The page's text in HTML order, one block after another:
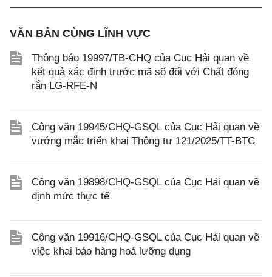
VĂN BẢN CÙNG LĨNH VỰC
Thông báo 19997/TB-CHQ của Cục Hải quan về
kết quả xác định trước mã số đối với Chất đóng
rắn LG-RFE-N
Công văn 19945/CHQ-GSQL của Cục Hải quan về
vướng mắc triển khai Thông tư 121/2025/TT-BTC
Công văn 19898/CHQ-GSQL của Cục Hải quan về
định mức thực tế
Công văn 19916/CHQ-GSQL của Cục Hải quan về
việc khai báo hàng hoá lưỡng dụng